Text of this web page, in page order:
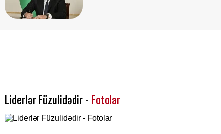
Liderlər Füzulidədir - Fotolar